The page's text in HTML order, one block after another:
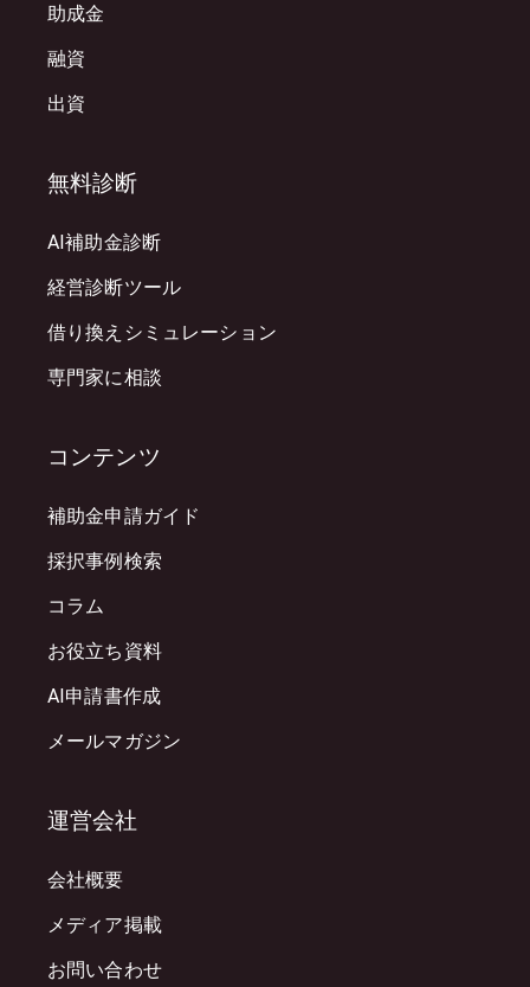
助成金
融資
出資
無料診断
AI補助金診断
経営診断ツール
借り換えシミュレーション
専門家に相談
コンテンツ
補助金申請ガイド
採択事例検索
コラム
お役立ち資料
AI申請書作成
メールマガジン
運営会社
会社概要
メディア掲載
お問い合わせ